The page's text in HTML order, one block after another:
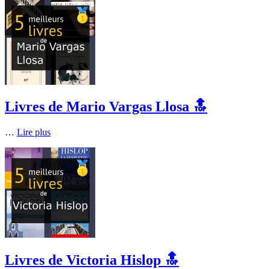
Livres de Mario Vargas Llosa 🔝
… Lire plus
Livres de Victoria Hislop 🔝